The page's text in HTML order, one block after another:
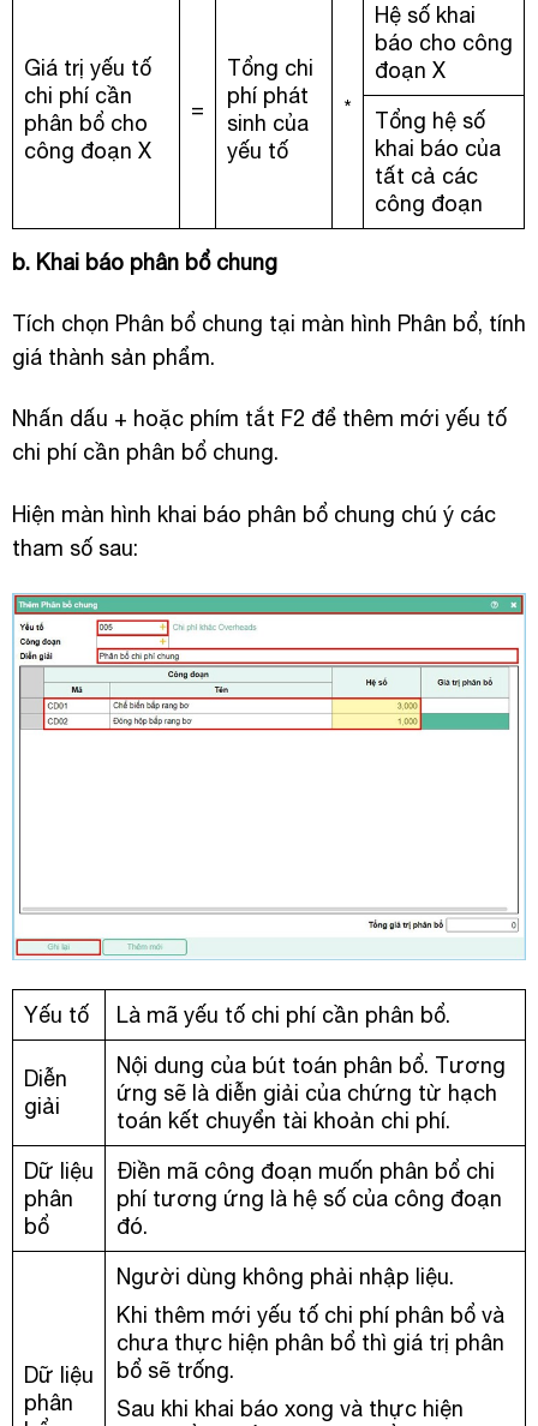
Giá trị yếu tố
chi phí cần
phân bổ cho
công đoạn X
=
Tổng chi
phí phát
sinh của
yếu tố
*
Hệ số khai
báo cho công
đoạn X
Tổng hệ số
khai báo của
tất cả các
công đoạn
b. Khai báo phân bổ chung
Tích chọn Phân bổ chung tại màn hình Phân bổ, tính
giá thành sản phẩm.
Nhấn dấu + hoặc phím tắt F2 để thêm mới yếu tố
chi phí cần phân bổ chung.
Hiện màn hình khai báo phân bổ chung chú ý các
tham số sau:
Yếu tố Là mã yếu tố chi phí cần phân bổ.
Diễn
giải
Nội dung của bút toán phân bổ. Tương
ứng sẽ là diễn giải của chứng từ hạch
toán kết chuyển tài khoản chi phí.
Dữ liệu
phân
bổ
Điền mã công đoạn muốn phân bổ chi
phí tương ứng là hệ số của công đoạn
đó.
Dữ liệu
phân
Người dùng không phải nhập liệu.
Khi thêm mới yếu tố chi phí phân bổ và
chưa thực hiện phân bổ thì giá trị phân
bổ sẽ trống.
Sau khi khai báo xong và thực hiện